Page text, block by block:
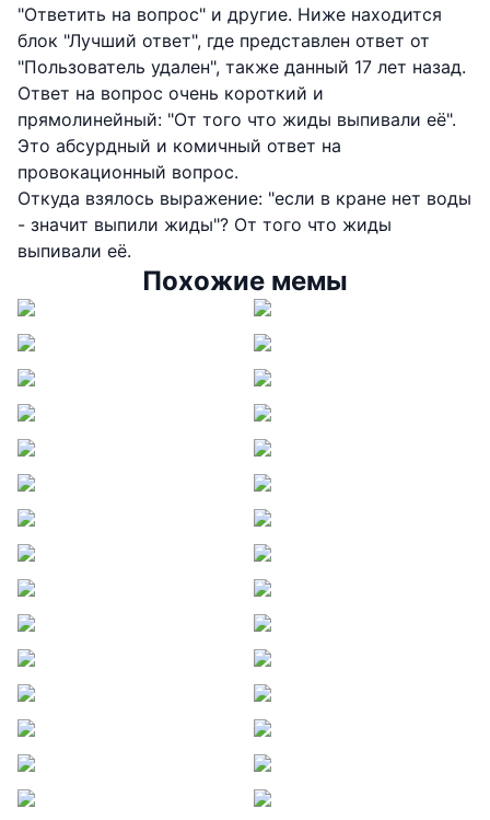
"Ответить на вопрос" и другие. Ниже находится
блок "Лучший ответ", где представлен ответ от
"Пользователь удален", также данный 17 лет назад.
Ответ на вопрос очень короткий и
прямолинейный: "От того что жиды выпивали её".
Это абсурдный и комичный ответ на
провокационный вопрос.
Откуда взялось выражение: "если в кране нет воды
- значит выпили жиды"? От того что жиды
выпивали её.
Похожие мемы